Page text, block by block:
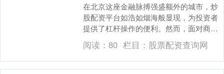
在北京这座金融脉搏强盛额外的城市，炒
股配资平台如浩如烟海般显现，为投资者
提供了杠杆操作的便利。然而，面对商场
上林林总总的选择，怎么甄别出安全可靠
的平台，成为投资....
阅读：80 栏目： 股票配资查询网